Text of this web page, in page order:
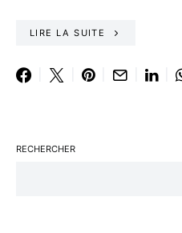
LIRE LA SUITE
RECHERCHER